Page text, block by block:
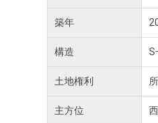
築年
構造 S
土地権利
主方位